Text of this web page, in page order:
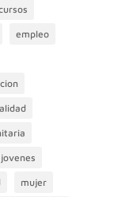
empleo
jovenes
mujer